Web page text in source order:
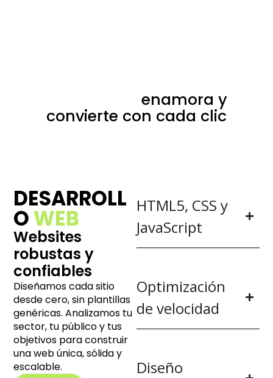
enamora y
convierte con cada clic
DESARROLL
OWEB
Websites
robustas y
confiables
Diseñamos cada sitio
desde cero, sin plantillas
genéricas. Analizamos tu
sector, tu público y tus
objetivos para construir
una web única, sólida y
escalable.
HTML5, CSS y
JavaScript
Optimización
de velocidad
Diseño